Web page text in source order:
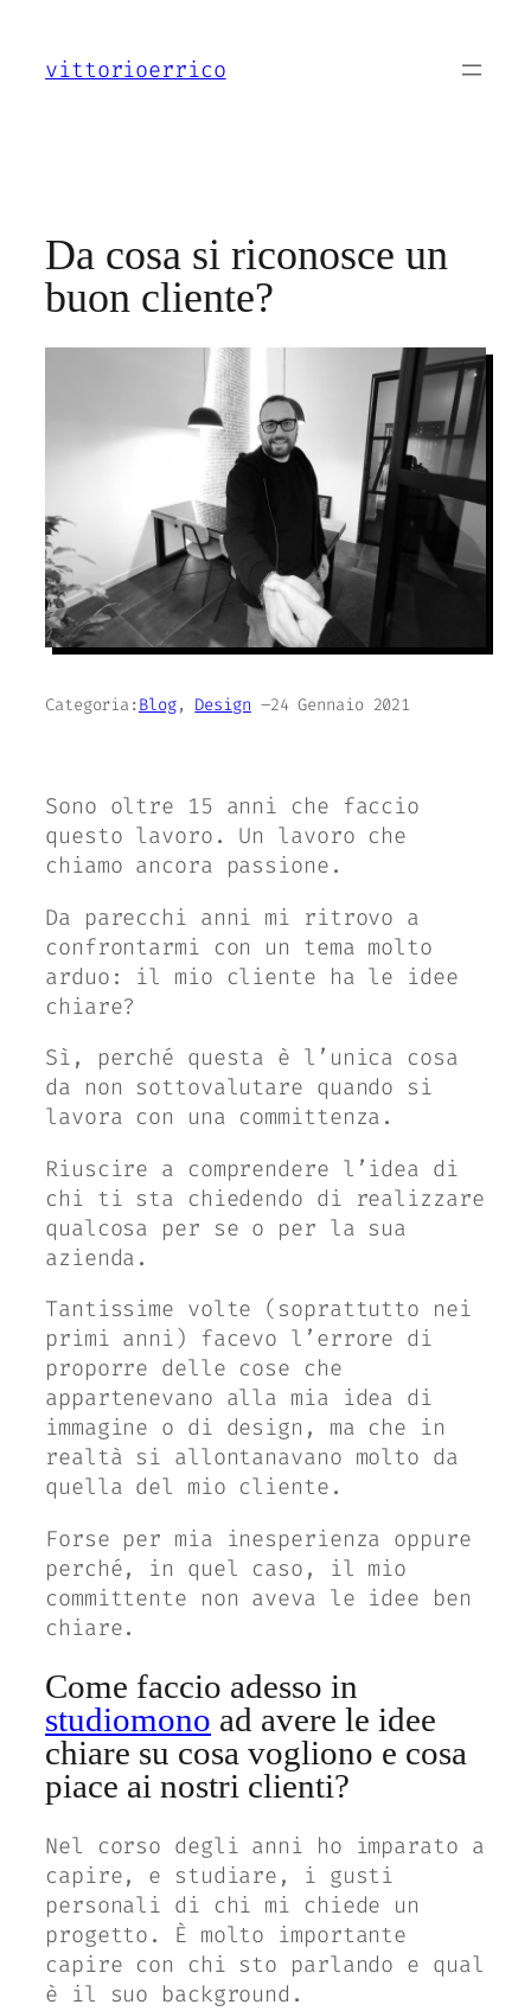
contenuto
vittorioerrico
Da cosa si riconosce un
buon cliente?
Categoria: Blog, Design –24 Gennaio 2021
Sono oltre 15 anni che faccio
questo lavoro. Un lavoro che
chiamo ancora passione.
Da parecchi anni mi ritrovo a
confrontarmi con un tema molto
arduo: il mio cliente ha le idee
chiare?
Sì, perché questa è l’unica cosa
da non sottovalutare quando si
lavora con una committenza.
Riuscire a comprendere l’idea di
chi ti sta chiedendo di realizzare
qualcosa per se o per la sua
azienda.
Tantissime volte (soprattutto nei
primi anni) facevo l’errore di
proporre delle cose che
appartenevano alla mia idea di
immagine o di design, ma che in
realtà si allontanavano molto da
quella del mio cliente.
Forse per mia inesperienza oppure
perché, in quel caso, il mio
committente non aveva le idee ben
chiare.
Come faccio adesso in
studiomono ad avere le idee
chiare su cosa vogliono e cosa
piace ai nostri clienti?
Nel corso degli anni ho imparato a
capire, e studiare, i gusti
personali di chi mi chiede un
progetto. È molto importante
capire con chi sto parlando e qual
è il suo background.